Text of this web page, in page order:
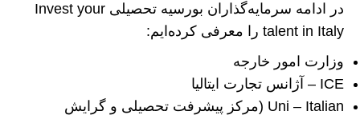
در ادامه سرمایه‌گذاران بورسیه تحصیلی Invest your
talent in Italy را معرفی کرده‌ایم:
وزارت امور خارجه
ICE – آژانس تجارت ایتالیا
Uni – Italian (مرکز پیشرفت تحصیلی و گرایش